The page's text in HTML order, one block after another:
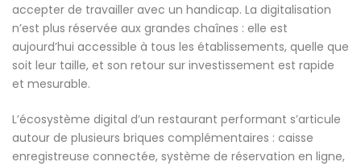
accepter de travailler avec un handicap. La digitalisation
n’est plus réservée aux grandes chaînes : elle est
aujourd’hui accessible à tous les établissements, quelle que
soit leur taille, et son retour sur investissement est rapide
et mesurable.
L’écosystème digital d’un restaurant performant s’articule
autour de plusieurs briques complémentaires : caisse
enregistreuse connectée, système de réservation en ligne,